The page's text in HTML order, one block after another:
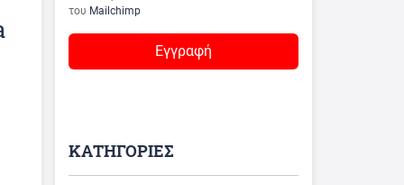
του Mailchimp
ΚΑΤΗΓΟΡΙΕΣ